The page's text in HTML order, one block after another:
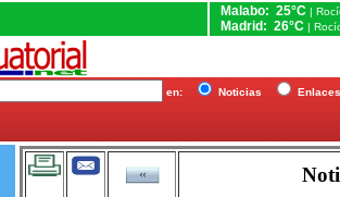
Malabo: 25°C |
Madrid: 26°C |
en: Noticias